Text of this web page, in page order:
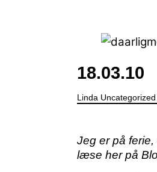
Close
18.03.10
Linda Uncategorized
Jeg er på
læse her på